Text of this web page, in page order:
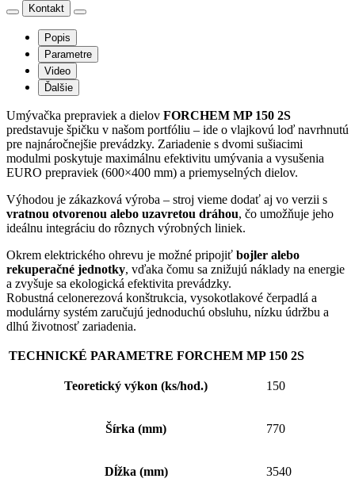
Kontakt
Popis
Parametre
Video
Ďalšie
Umývačka prepraviek a dielov FORCHEM MP 150 2S
predstavuje špičku v našom portfóliu – ide o vlajkovú loď navrhnutú
pre najnáročnejšie prevádzky. Zariadenie s dvomi sušiacimi
modulmi poskytuje maximálnu efektivitu umývania a vysušenia
EURO prepraviek (600×400 mm) a priemyselných dielov.
Výhodou je zákazková výroba – stroj vieme dodať aj vo verzii s
vratnou otvorenou alebo uzavretou dráhou, čo umožňuje jeho
ideálnu integráciu do rôznych výrobných liniek.
Okrem elektrického ohrevu je možné pripojiť bojler alebo
rekuperačné jednotky, vďaka čomu sa znižujú náklady na energie
a zvyšuje sa ekologická efektivita prevádzky.
Robustná celonerezová konštrukcia, vysokotlakové čerpadlá a
modulárny systém zaručujú jednoduchú obsluhu, nízku údržbu a
dlhú životnosť zariadenia.
TECHNICKÉ PARAMETRE FORCHEM MP 150 2S
Teoretický výkon (ks/hod.) 150
Šírka (mm) 770
Dĺžka (mm) 3540